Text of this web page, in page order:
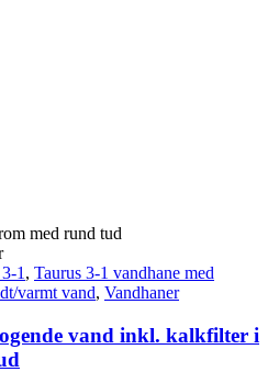
1 , Taurus 3-1 vandhane med
varmt vand, Vandhaner
vand inkl. kalkfilter i